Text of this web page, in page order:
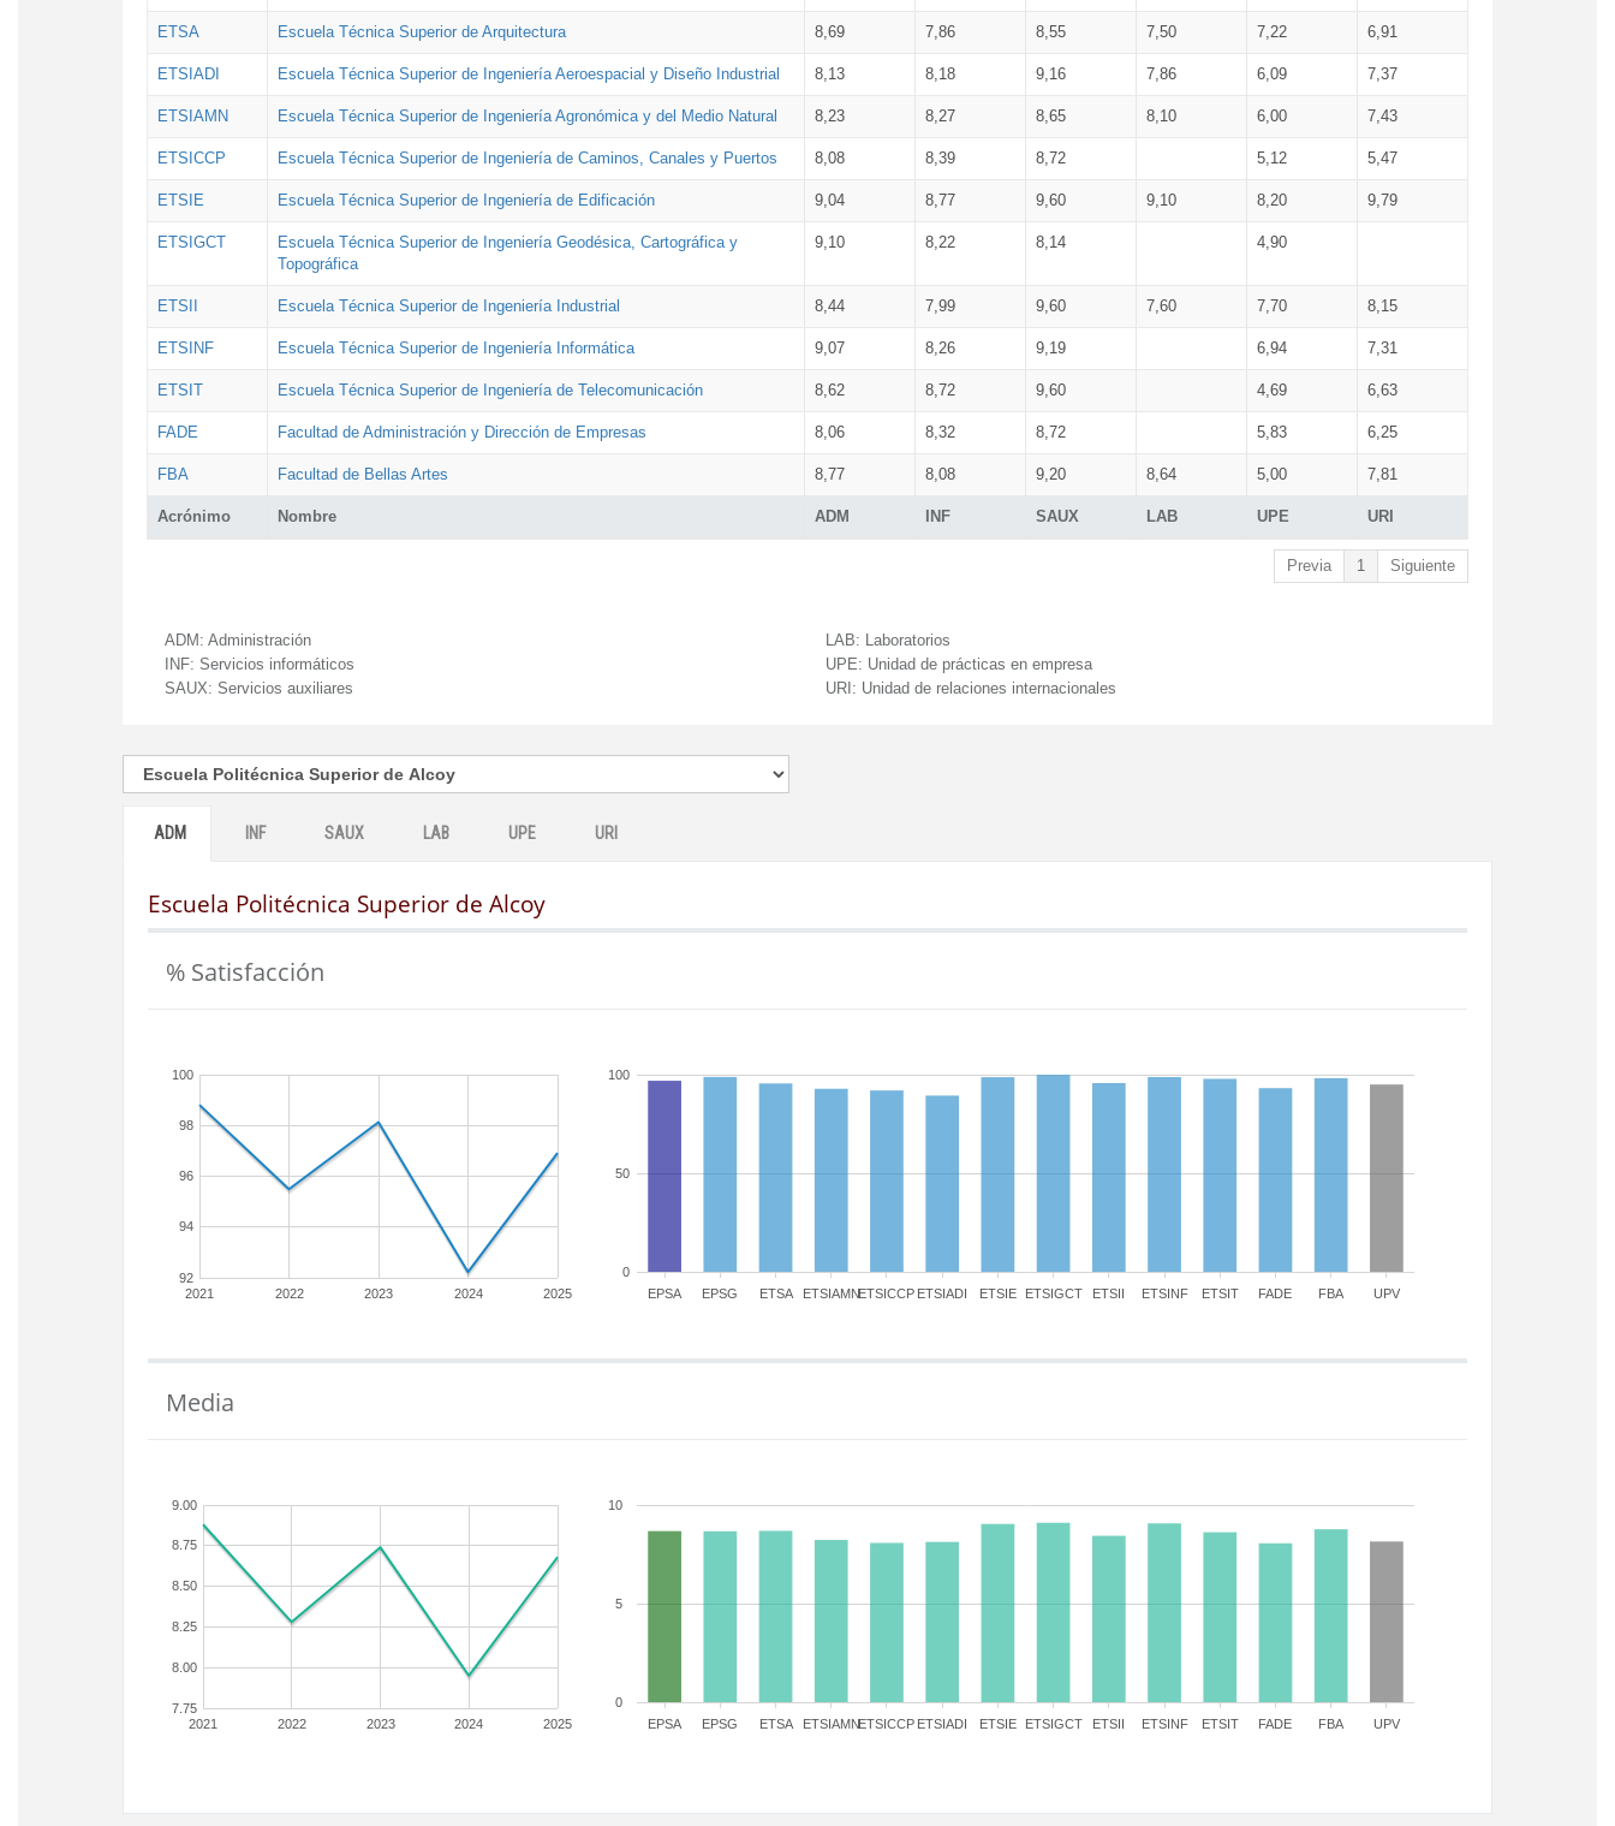
Acrónimo Nombre ADM INF SAUX LAB UPE URI
ETSA Escuela Técnica Superior de Arquitectura 8,69 7,86 8,55 7,50 7,22 6,91
ETSIADI Escuela Técnica Superior de Ingeniería Aeroespacial y Diseño Industrial 8,13 8,18 9,16 7,86 6,09 7,37
ETSIAMN Escuela Técnica Superior de Ingeniería Agronómica y del Medio Natural 8,23 8,27 8,65 8,10 6,00 7,43
ETSICCP Escuela Técnica Superior de Ingeniería de Caminos, Canales y Puertos 8,08 8,39 8,72 5,12 5,47
ETSIE Escuela Técnica Superior de Ingeniería de Edificación 9,04 8,77 9,60 9,10 8,20 9,79
ETSIGCT
Escuela Técnica Superior de Ingeniería Geodésica, Cartográfica y
Topográfica
9,10 8,22 8,14 4,90
ETSII Escuela Técnica Superior de Ingeniería Industrial 8,44 7,99 9,60 7,60 7,70 8,15
ETSINF Escuela Técnica Superior de Ingeniería Informática 9,07 8,26 9,19 6,94 7,31
ETSIT Escuela Técnica Superior de Ingeniería de Telecomunicación 8,62 8,72 9,60 4,69 6,63
FADE Facultad de Administración y Dirección de Empresas 8,06 8,32 8,72 5,83 6,25
FBA Facultad de Bellas Artes 8,77 8,08 9,20 8,64 5,00 7,81
Previa 1 Siguiente
ADM: Administración
INF: Servicios informáticos
SAUX: Servicios auxiliares
LAB: Laboratorios
UPE: Unidad de prácticas en empresa
URI: Unidad de relaciones internacionales
ADM INF SAUX LAB UPE URI
Escuela Politécnica Superior de Alcoy
% Satisfacción
2021 2022 2023 2024 2025
92
94
96
98
100
EPSA EPSG ETSA ETSIAMNETSICCP ETSIADI ETSIE ETSIGCT ETSII ETSINF ETSIT FADE FBA UPV
0
50
100
Media
2021 2022 2023 2024 2025
7.75
8.00
8.25
8.50
8.75
9.00
EPSA EPSG ETSA ETSIAMNETSICCP ETSIADI ETSIE ETSIGCT ETSII ETSINF ETSIT FADE FBA UPV
0
5
10